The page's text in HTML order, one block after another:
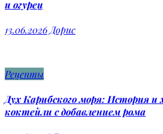
и огурец
13.06.2026 Дорис
Рецепты
Дух Карибского моря: История и
коктейли с добавлением рома